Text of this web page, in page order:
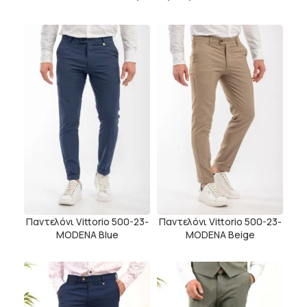
Παντελόνι Vittorio 500-23-
MODENA Blue
Παντελόνι Vittorio 500-23-
MODENA Beige